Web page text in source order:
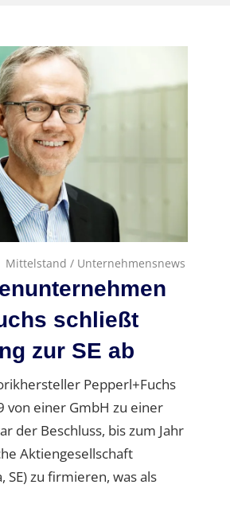
Mittelstand / Unternehmensnews
schließt
zur SE ab
Pepperl+Fuchs
von einer GmbH zu einer
der Beschluss, bis zum Jahr
Aktiengesellschaft
SE) zu firmieren, was als